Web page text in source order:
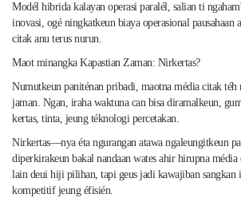
Modél hibrida kalayan operasi paralél, salian ti
inovasi, ogé ningkatkeun biaya operasional pausahaan
citak anu terus nurun.
Maot minangka Kapastian Zaman: Nirkertas?
Numutkeun paniténan pribadi, maotna média citak téh
jaman. Ngan, iraha waktuna can bisa diramalkeun,
kertas, tinta, jeung téknologi percetakan.
Nirkertas—nya éta ngurangan atawa ngaleungitkeun
diperkirakeun bakal nandaan wates ahir hirupna média
lain deui hiji pilihan, tapi geus jadi kawajiban sangkan
kompetitif jeung éfisién.